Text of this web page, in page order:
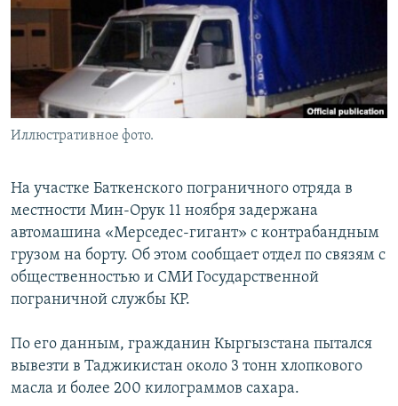
Иллюстративное фото.
На участке Баткенского пограничного отряда в
местности Мин-Орук 11 ноября задержана
автомашина «Мерседес-гигант» с контрабандным
грузом на борту. Об этом сообщает отдел по связям с
общественностью и СМИ Государственной
пограничной службы КР.
По его данным, гражданин Кыргызстана пытался
вывезти в Таджикистан около 3 тонн хлопкового
масла и более 200 килограммов сахара.